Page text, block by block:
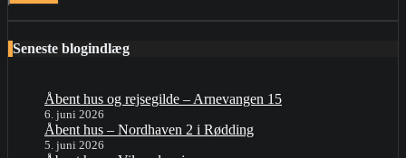
Seneste blogindlæg
Åbent hus og rejsegilde – Arnevangen 15
6. juni 2026
Åbent hus – Nordhaven 2 i Rødding
5. juni 2026